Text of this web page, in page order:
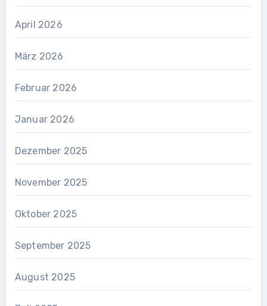
April 2026
März 2026
Februar 2026
Januar 2026
Dezember 2025
November 2025
Oktober 2025
September 2025
August 2025